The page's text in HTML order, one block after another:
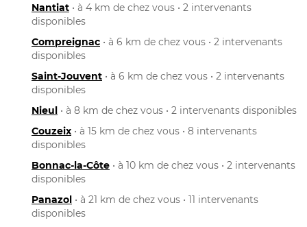
Nantiat • à 4 km de chez vous • 2 intervenants
disponibles
Compreignac • à 6 km de chez vous • 2 intervenants
disponibles
Saint-Jouvent • à 6 km de chez vous • 2 intervenants
disponibles
Nieul • à 8 km de chez vous • 2 intervenants disponibles
Couzeix • à 15 km de chez vous • 8 intervenants
disponibles
Bonnac-la-Côte • à 10 km de chez vous • 2 intervenants
disponibles
Panazol • à 21 km de chez vous • 11 intervenants
disponibles